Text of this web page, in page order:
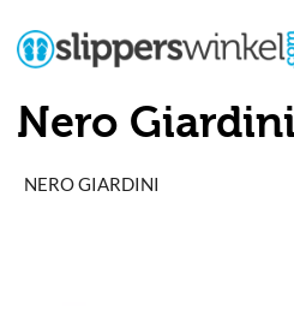
Nero
NERO GIARDINI